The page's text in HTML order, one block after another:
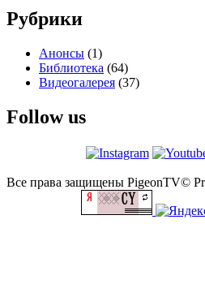
Рубрики
Анонсы (1)
Библиотека (64)
Видеогалерея (37)
Follow us
Все права защищены PigeonTV©